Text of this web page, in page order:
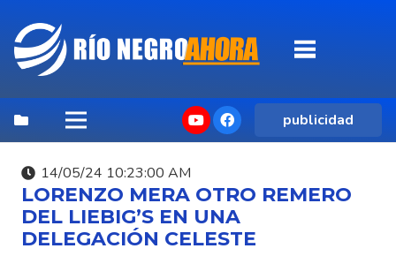
publicidad
14/05/24 10:23:00 AM
LORENZO MERA OTRO REMERO
DEL LIEBIG’S EN UNA
DELEGACIÓN CELESTE